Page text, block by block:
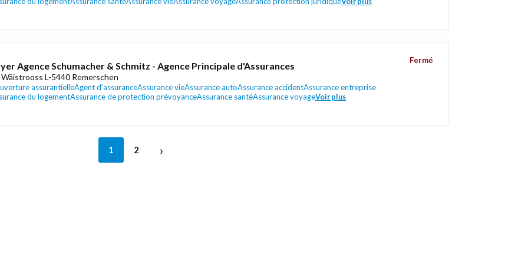
Agence Schumacher & Schmitz - Agence Principale d'Assurances
L-5440 Remerschen
assurantielleAgent d’assuranceAssurance vieAssurance autoAssurance accidentAssurance entreprise
du logementAssurance de protection prévoyanceAssurance santéAssurance voyageVoir plus
Fermé
1 2 ›